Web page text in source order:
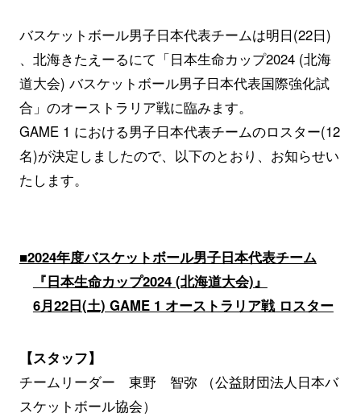
バスケットボール男子日本代表チームは明日(22日)
、北海きたえーるにて「日本生命カップ2024 (北海
道大会) バスケットボール男子日本代表国際強化試
合」のオーストラリア戦に臨みます。
GAME 1 における男子日本代表チームのロスター(12
名)が決定しましたので、以下のとおり、お知らせい
たします。
■2024年度バスケットボール男子日本代表チーム
『日本生命カップ2024 (北海道大会)』
6月22日(土) GAME 1 オーストラリア戦 ロスター
【スタッフ】
チームリーダー 東野 智弥 （公益財団法人日本バ
スケットボール協会）